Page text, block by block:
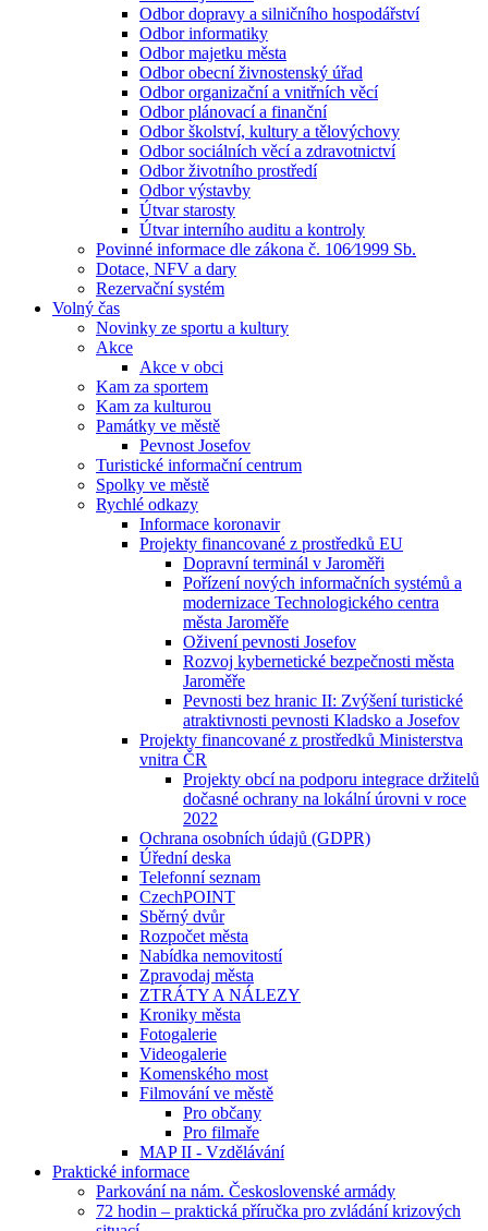
Odbor dopravy a silničního hospodářství
Odbor informatiky
Odbor majetku města
Odbor obecní živnostenský úřad
Odbor organizační a vnitřních věcí
Odbor plánovací a finanční
Odbor školství, kultury a tělovýchovy
Odbor sociálních věcí a zdravotnictví
Odbor životního prostředí
Odbor výstavby
Útvar starosty
Útvar interního auditu a kontroly
Povinné informace dle zákona č. 106⁄1999 Sb.
Dotace, NFV a dary
Rezervační systém
Volný čas
Novinky ze sportu a kultury
Akce
Akce v obci
Kam za sportem
Kam za kulturou
Památky ve městě
Pevnost Josefov
Turistické informační centrum
Spolky ve městě
Rychlé odkazy
Informace koronavir
Projekty financované z prostředků EU
Dopravní terminál v Jaroměři
Pořízení nových informačních systémů a
modernizace Technologického centra
města Jaroměře
Oživení pevnosti Josefov
Rozvoj kybernetické bezpečnosti města
Jaroměře
Pevnosti bez hranic II: Zvýšení turistické
atraktivnosti pevnosti Kladsko a Josefov
Projekty financované z prostředků Ministerstva
vnitra ČR
Projekty obcí na podporu integrace držitelů
dočasné ochrany na lokální úrovni v roce
2022
Ochrana osobních údajů (GDPR)
Úřední deska
Telefonní seznam
CzechPOINT
Sběrný dvůr
Rozpočet města
Nabídka nemovitostí
Zpravodaj města
ZTRÁTY A NÁLEZY
Kroniky města
Fotogalerie
Videogalerie
Komenského most
Filmování ve městě
Pro občany
Pro filmaře
MAP II - Vzdělávání
Praktické informace
Parkování na nám. Československé armády
72 hodin – praktická příručka pro zvládání krizových